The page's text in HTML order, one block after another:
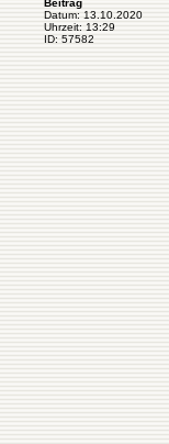
Beitrag
Datum: 13.10.2020
Uhrzeit: 13:29
ID: 57582